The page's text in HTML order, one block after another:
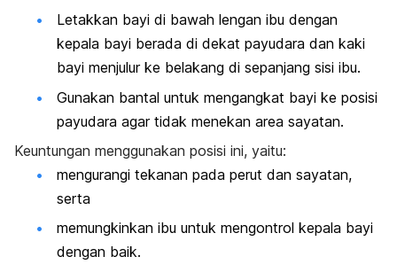
Letakkan bayi di bawah lengan ibu dengan
kepala bayi berada di dekat payudara dan kaki
bayi menjulur ke belakang di sepanjang sisi ibu.
Gunakan bantal untuk mengangkat bayi ke posisi
payudara agar tidak menekan area sayatan.
Keuntungan menggunakan posisi ini, yaitu:
mengurangi tekanan pada perut dan sayatan,
serta
memungkinkan ibu untuk mengontrol kepala bayi
dengan baik.